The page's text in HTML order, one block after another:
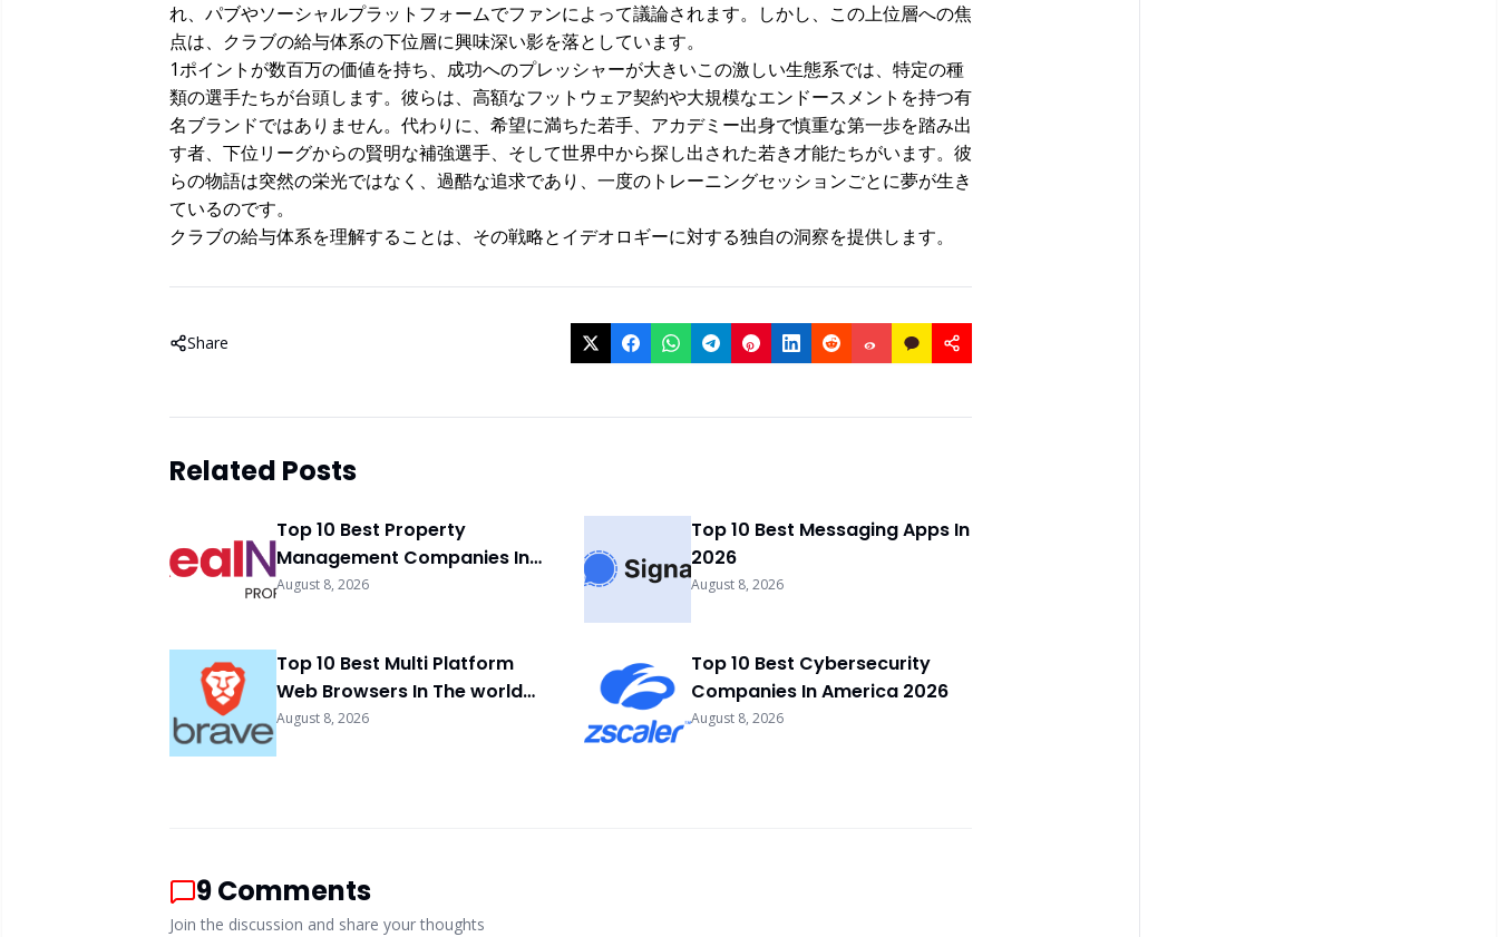
れ、パブやソーシャルプラットフォームでファンによって議論されます。しかし、この上位層への焦
点は、クラブの給与体系の下位層に興味深い影を落としています。
1ポイントが数百万の価値を持ち、成功へのプレッシャーが大きいこの激しい生態系では、特定の種
類の選手たちが台頭します。彼らは、高額なフットウェア契約や大規模なエンドースメントを持つ有
名ブランドではありません。代わりに、希望に満ちた若手、アカデミー出身で慎重な第一歩を踏み出
す者、下位リーグからの賢明な補強選手、そして世界中から探し出された若き才能たちがいます。彼
らの物語は突然の栄光ではなく、過酷な追求であり、一度のトレーニングセッションごとに夢が生き
ているのです。
クラブの給与体系を理解することは、その戦略とイデオロギーに対する独自の洞察を提供します。
Share
Related Posts
Top 10 Best Property
Management Companies In
South Africa 2026
August 8, 2026
Top 10 Best Messaging Apps In
2026
August 8, 2026
Top 10 Best Multi Platform
Web Browsers In The world
2026
August 8, 2026
Top 10 Best Cybersecurity
Companies In America 2026
August 8, 2026
9Comments
Join the discussion and share your thoughts